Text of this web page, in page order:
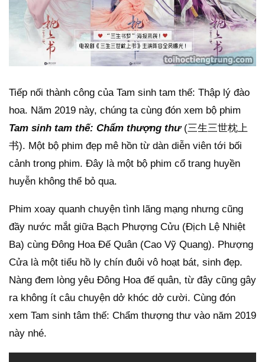
Tiếp nối thành công của Tam sinh tam thế: Thập lý đào
hoa. Năm 2019 này, chúng ta cùng đón xem bộ phim
Tam sinh tam thế: Chẩm thượng thư(三生三世枕上
书). Một bộ phim đẹp mê hồn từ dàn diễn viên tới bối
cảnh trong phim. Đây là một bộ phim cổ trang huyền
huyễn không thể bỏ qua.
Phim xoay quanh chuyện tình lãng mạng nhưng cũng
đầy nước mắt giữa Bạch Phượng Cửu (Địch Lệ Nhiệt
Ba) cùng Đông Hoa Đế Quân (Cao Vỹ Quang). Phượng
Cửa là một tiểu hồ ly chín đuôi vô hoạt bát, sinh đẹp.
Nàng đem lòng yêu Đông Hoa đế quân, từ đây cũng gây
ra không ít câu chuyện dở khóc dở cười. Cùng đón
xem Tam sinh tâm thế: Chẩm thượng thư vào năm 2019
này nhé.